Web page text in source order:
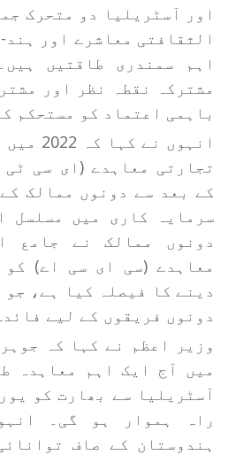
اور آسٹریلیا دو متحرک
الثقافتی معاشرے اور
اہم سمندری طاقتیں
مشترکہ نقطہ نظر اور
باہمی اعتماد کو مستحکم
انہوں
تجارتی معاہدے (ای سی
کے بعد سے دونوں ممالک
سرمایہ کاری میں مسلسل
دونوں ممالک نے جامع
معاہدے (سی ای سی اے)
دینے کا فیصلہ کیا ہے، جو
دونوں فریقوں کے لیے
وزیر اعظم نے کہا کہ
میں آج ایک اہم معاہدہ
آسٹریلیا سے بھارت کو
راہ ہموار ہو گی۔
ہندوستان کے صاف